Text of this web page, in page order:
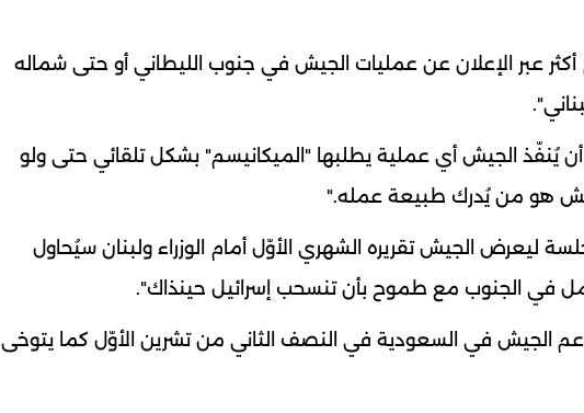
أكثر عبر الإعلان عن عمليات الجيش في جنوب الليطاني أو حتى شماله
أن يُنفّذ الجيش أي عملية يطلبها "الميكانيسم" بشكل تلقائي حتى ولو
هو من يُدرك طبيعة عمله."
ليعرض الجيش تقريره الشهري الأوّل أمام الوزراء ولبنان سيُحاول
في الجنوب مع طموح بأن تنسحب إسرائيل حينذاك".
دعم الجيش في السعودية في النصف الثاني من تشرين الأوّل كما يتوخى